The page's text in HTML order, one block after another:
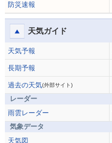
防災速報
天気ガイド
天気予報
長期予報
過去の天気(外部サイト)
レーダー
雨雲レーダー
気象データ
天気図